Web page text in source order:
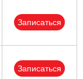
Записаться
Записаться